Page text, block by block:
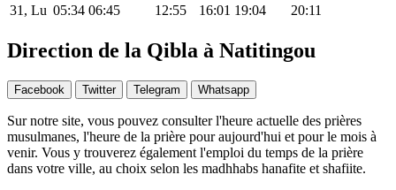
31, Lu 05:34 06:45 12:55 16:01 19:04 20:11
Direction de la Qibla à Natitingou
Facebook Twitter Telegram Whatsapp
Sur notre site, vous pouvez consulter l'heure actuelle des prières
musulmanes, l'heure de la prière pour aujourd'hui et pour le mois à
venir. Vous y trouverez également l'emploi du temps de la prière
dans votre ville, au choix selon les madhhabs hanafite et shafiite.